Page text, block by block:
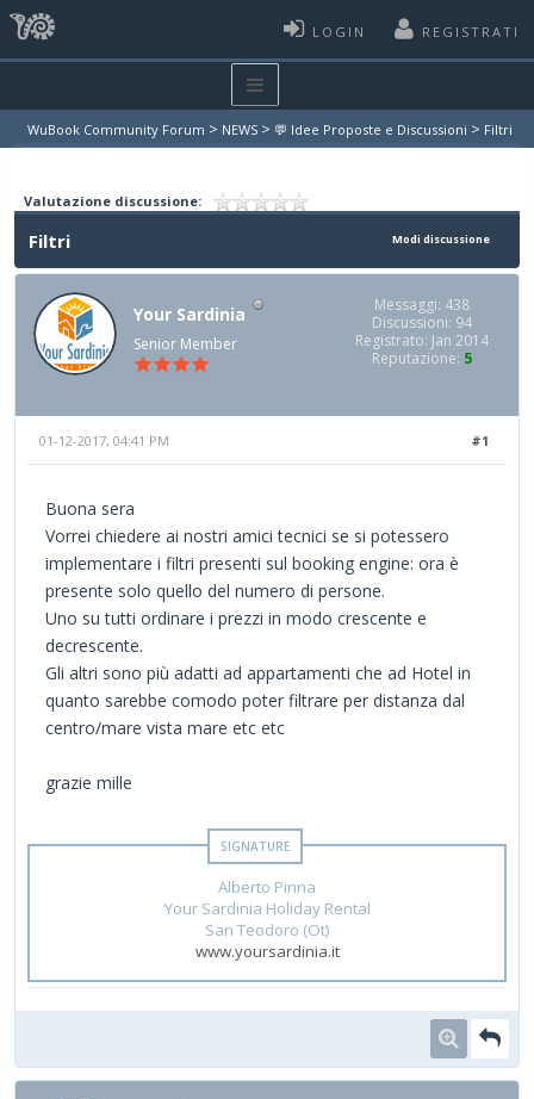
LOGIN REGISTRATI
WuBook Community Forum > NEWS > 💬 Idee Proposte e Discussioni > Filtri
Valutazione discussione:
Modi discussione
Filtri
Your Sardinia
Senior Member
Messaggi: 438
Discussioni: 94
Registrato: Jan 2014
Reputazione: 5
#1
01-12-2017, 04:41 PM
Buona sera
Vorrei chiedere ai nostri amici tecnici se si potessero
implementare i filtri presenti sul booking engine: ora è
presente solo quello del numero di persone.
Uno su tutti ordinare i prezzi in modo crescente e
decrescente.
Gli altri sono più adatti ad appartamenti che ad Hotel in
quanto sarebbe comodo poter filtrare per distanza dal
centro/mare vista mare etc etc
grazie mille
Alberto Pinna
Your Sardinia Holiday Rental
San Teodoro (Ot)
www.yoursardinia.it